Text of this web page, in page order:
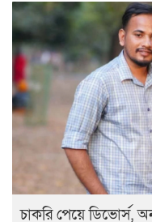
চাকরি পেয়ে ডিভোর্স,